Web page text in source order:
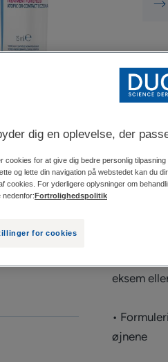
•
eksem
•
øjnene
dig en oplevelse, der
cookies for at give dig bedre personlig
og lette din navigation på webstedet kan du
cookies. For yderligere oplysninger om
nedenfor:Fortrolighedspolitik
for cookies